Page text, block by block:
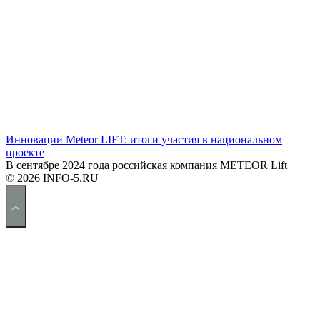
Инновации Meteor LIFT: итоги участия в национальном
проекте
В сентябре 2024 года российская компания METEOR Lift
© 2026 INFO-5.RU